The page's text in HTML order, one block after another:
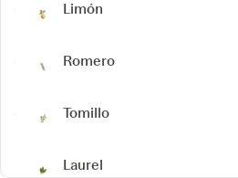
Limón
Romero
Tomillo
Laurel